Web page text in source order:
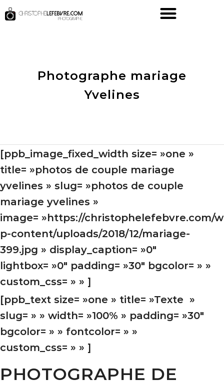
Photographe mariage
Yvelines
[ppb_image_fixed_width size= »one »
title= »photos de couple mariage
yvelines » slug= »photos de couple
mariage yvelines »
image= »https://christophelefebvre.com/w
p-content/uploads/2018/12/mariage-
399.jpg » display_caption= »0″
lightbox= »0″ padding= »30″ bgcolor= » »
custom_css= » » ]
[ppb_text size= »one » title= »Texte »
slug= » » width= »100% » padding= »30″
bgcolor= » » fontcolor= » »
custom_css= » » ]
PHOTOGRAPHE DE